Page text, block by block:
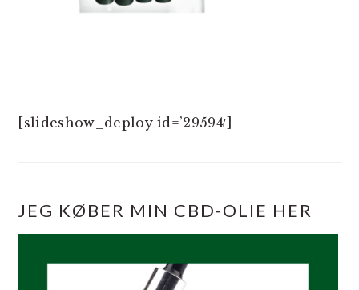
[slideshow_deploy id=’29594′]
JEG KØBER MIN CBD-OLIE HER